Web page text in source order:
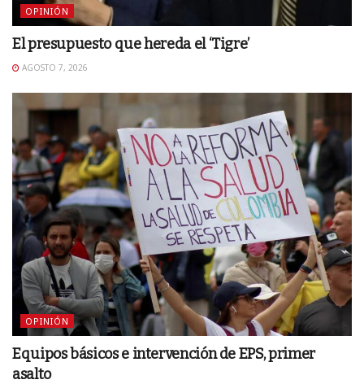
OPINIÓN
El presupuesto que hereda el ‘Tigre’
AGOSTO 7, 2026
OPINIÓN
Equipos básicos e intervención de EPS, primer
asalto